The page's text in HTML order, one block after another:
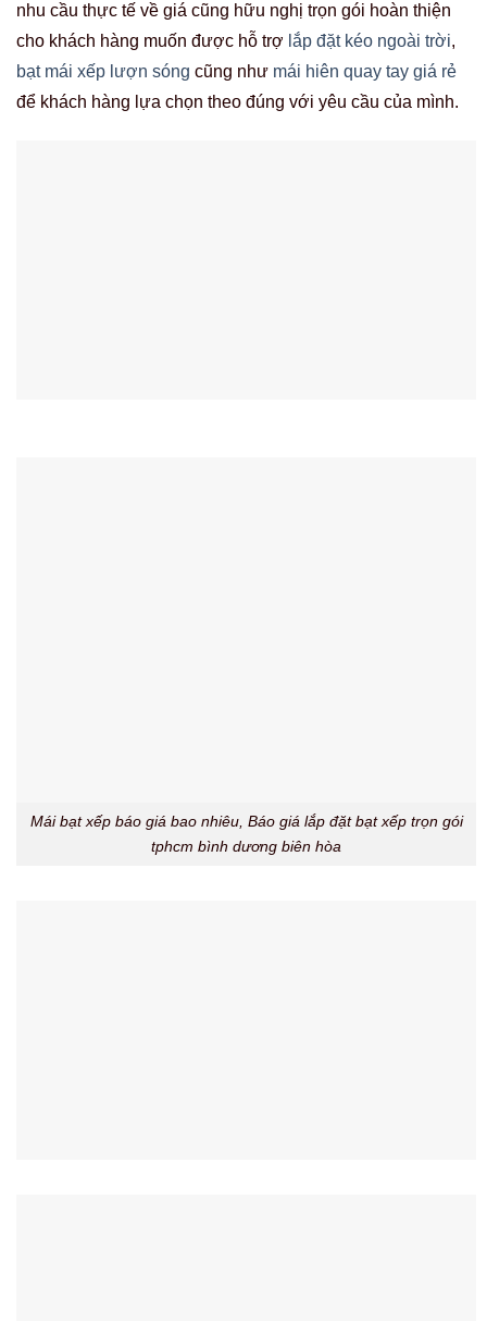
nhu cầu thực tế về giá cũng hữu nghị trọn gói hoàn thiện
cho khách hàng muốn được hỗ trợ lắp đặt kéo ngoài trời,
bạt mái xếp lượn sóng cũng như mái hiên quay tay giá rẻ
để khách hàng lựa chọn theo đúng với yêu cầu của mình.
Mái bạt xếp báo giá bao nhiêu, Báo giá lắp đặt bạt xếp trọn gói
tphcm bình dương biên hòa